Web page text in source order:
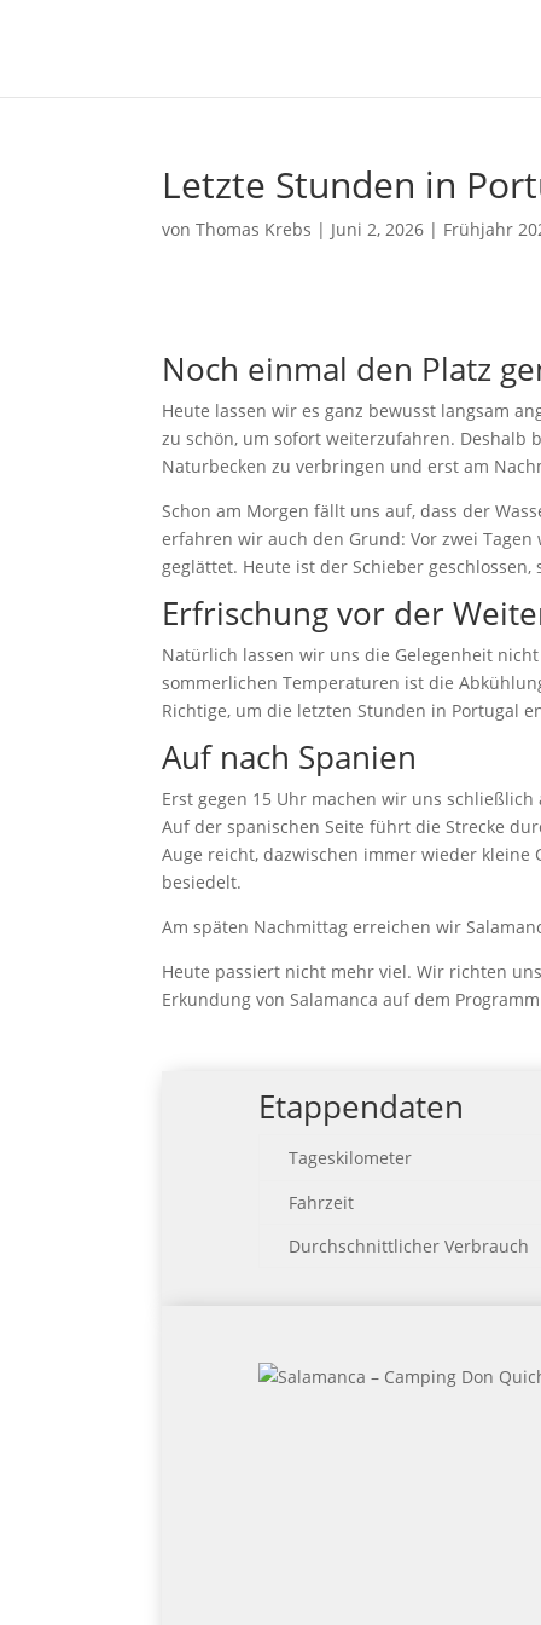
Letzte Stunden in
vonThomas Krebs | Juni 2, 2026 | Frühjahr
Noch einmal den Platz
Heute lassen wir es ganz bewusst langsam
zu schön, um sofort weiterzufahren. Deshalb
Naturbecken zu verbringen und erst am
Schon am Morgen fällt uns auf, dass der
erfahren wir auch den Grund: Vor zwei
geglättet. Heute ist der Schieber
Erfrischung vor der
Natürlich lassen wir uns die Gelegenheit
sommerlichen Temperaturen ist die
Richtige, um die letzten Stunden in Portugal
Auf nach Spanien
Erst gegen 15 Uhr machen wir uns
Auf der spanischen Seite führt die Strecke
Auge reicht, dazwischen immer wieder
besiedelt.
Am späten Nachmittag erreichen wir
Heute passiert nicht mehr viel. Wir richten
Erkundung vonSalamanca auf dem
Etappendaten
Tageskilometer
Fahrzeit
Durchschnittlicher Verbrauch